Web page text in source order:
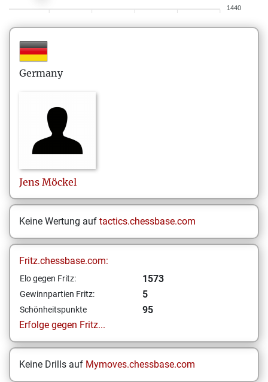
1440
Germany
Jens Möckel
Keine Wertung auf tactics.chessbase.com
Fritz.chessbase.com:
Elo gegen Fritz: 1573
Gewinnpartien Fritz: 5
Schönheitspunkte
95
Erfolge gegen Fritz...
Keine Drills auf Mymoves.chessbase.com